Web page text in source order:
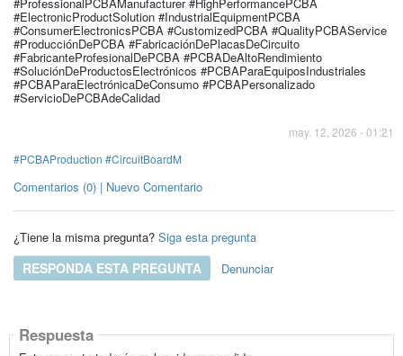
#ElectronicProductSolution #IndustrialEquipmentPCBA
#ConsumerElectronicsPCBA #CustomizedPCBA #QualityPCBAService
#ProducciónDePCBA #FabricaciónDePlacasDeCircuito
#FabricanteProfesionalDePCBA #PCBADeAltoRendimiento
#SoluciónDeProductosElectrónicos #PCBAParaEquiposIndustriales
#PCBAParaElectrónicaDeConsumo #PCBAPersonalizado
#ServicioDePCBAdeCalidad
may. 12, 2026 - 01:21
#PCBAProduction #CircuitBoardM
Comentarios (0) | Nuevo Comentario
¿Tiene la misma pregunta? Siga esta pregunta
RESPONDA ESTA PREGUNTA Denunciar
Respuesta